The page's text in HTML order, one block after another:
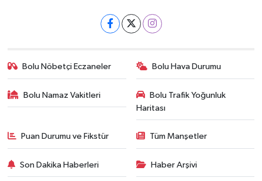
Bolu Nöbetçi Eczaneler Bolu Hava Durumu
Bolu Namaz Vakitleri
Bolu Trafik Yoğunluk
Haritası
Puan Durumu ve Fikstür Tüm Manşetler
Son Dakika Haberleri Haber Arşivi